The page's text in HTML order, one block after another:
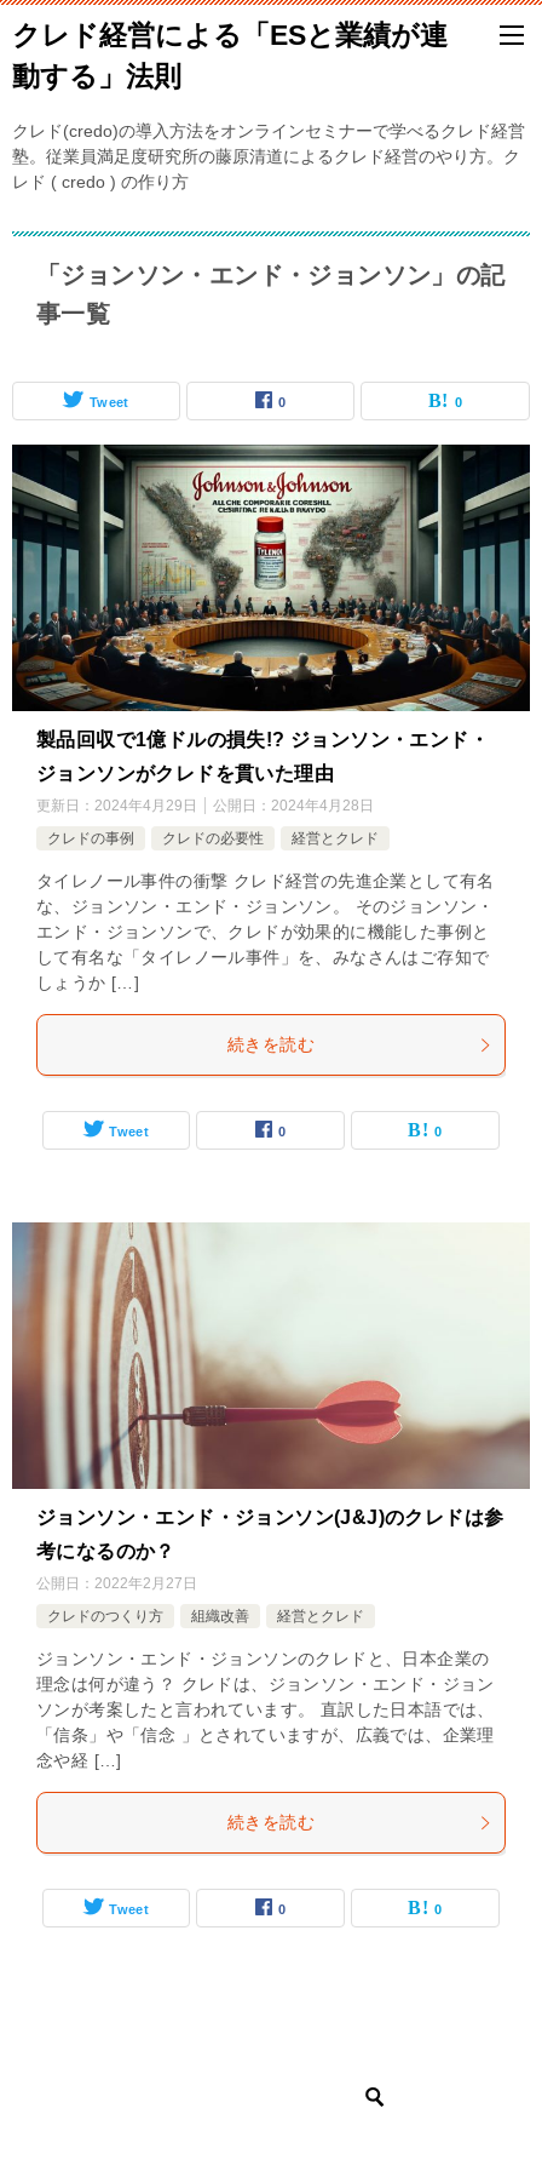
クレド経営による「ESと業績が連
動する」法則
クレド(credo)の導入方法をオンラインセミナーで学べるクレド経営
塾。従業員満足度研究所の藤原清道によるクレド経営のやり方。ク
レド ( credo ) の作り方
「ジョンソン・エンド・ジョンソン」の記
事一覧
Tweet 0 0
製品回収で1億ドルの損失!? ジョンソン・エンド・
ジョンソンがクレドを貫いた理由
更新日： 2024年4月29日 公開日： 2024年4月28日
クレドの事例
クレドの必要性 経営とクレド
タイレノール事件の衝撃 クレド経営の先進企業として有名
な、ジョンソン・エンド・ジョンソン。 そのジョンソン・
エンド・ジョンソンで、クレドが効果的に機能した事例と
して有名な「タイレノール事件」を、みなさんはご存知で
しょうか […]
続きを読む
Tweet 0 0
ジョンソン・エンド・ジョンソン(J&J)のクレドは参
考になるのか？
公開日： 2022年2月27日
クレドのつくり方
組織改善 経営とクレド
ジョンソン・エンド・ジョンソンのクレドと、日本企業の
理念は何が違う？ クレドは、ジョンソン・エンド・ジョン
ソンが考案したと言われています。 直訳した日本語では、
「信条」や「信念 」とされていますが、広義では、企業理
念や経 […]
続きを読む
Tweet 0 0